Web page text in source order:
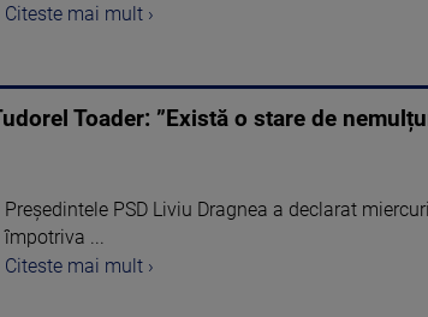
Citeste mai mult ›
Toader: ”Există o stare de
Președintele PSD Liviu Dragnea a declarat
împotriva ...
Citeste mai mult ›